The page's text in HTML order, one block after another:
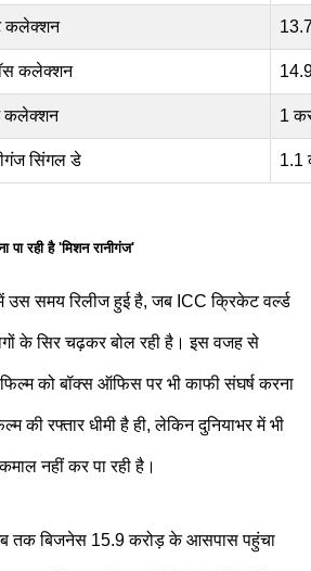
कलेक्शन
कलेक्शन
कलेक्शन 1
सिंगल डे 1.1
पा रही है 'मिशन रानीगंज'
में उस समय रिलीज हुई है, जब ICC क्रिकेट वर्ल्ड
के सिर चढ़कर बोल रही है। इस वजह से
फिल्म को बॉक्स ऑफिस पर भी काफी संघर्ष करना
की रफ्तार धीमी है ही, लेकिन दुनियाभर में भी
नहीं कर पा रही है।
तक बिजनेस 15.9 करोड़ के आसपास पहुंचा